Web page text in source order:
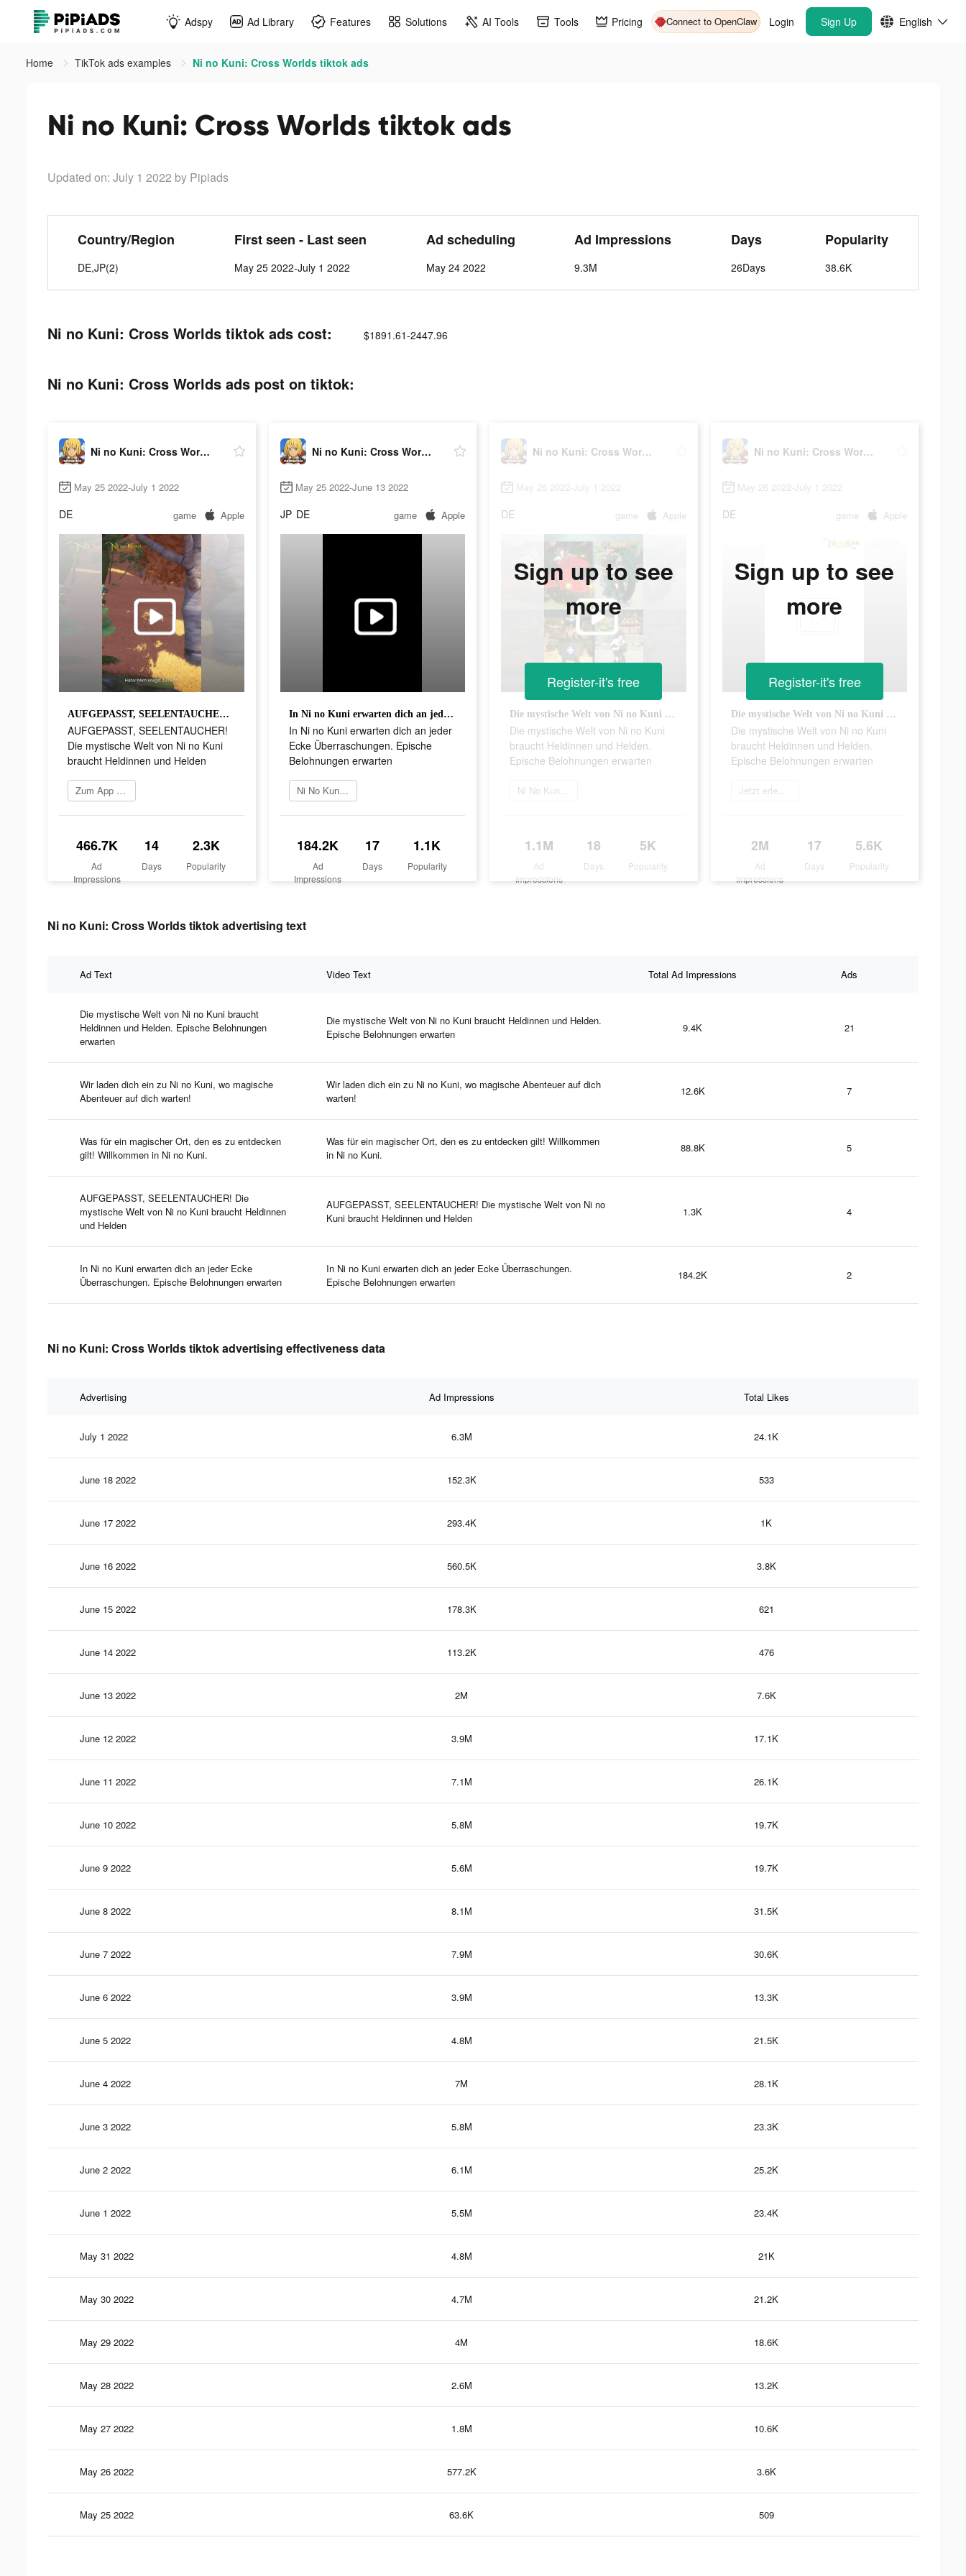
Adspy Ad Library Features Solutions AI Tools Tools Pricing Connect to OpenClaw Login Sign Up English
Home TikTok ads examples Ni no Kuni: Cross Worlds tiktok ads
Ni no Kuni: Cross Worlds tiktok ads
Updated on: July 1 2022 by Pipiads
Country/Region
DE,JP(2)
First seen - Last seen
May 25 2022-July 1 2022
Ad scheduling
May 24 2022
Ad Impressions
9.3M
Days
26Days
Popularity
38.6K
Ni no Kuni: Cross Worlds tiktok ads cost: $1891.61-2447.96
Ni no Kuni: Cross Worlds ads post on tiktok:
Ni no Kuni: Cross Worlds
May 25 2022-July 1 2022
DE game Apple
AUFGEPASST, SEELENTAUCHER! Die mystische Welt von Ni no Kuni braucht Heldinnen und Helden
AUFGEPASST, SEELENTAUCHER!
Die mystische Welt von Ni no Kuni
braucht Heldinnen und Helden
Zum App Store gehen
466.7K
Ad
Impressions
14
Days
2.3K
Popularity
Ni no Kuni: Cross Worlds
May 25 2022-June 13 2022
JP DE game Apple
In Ni no Kuni erwarten dich an jeder Ecke Überraschungen. Epische Belohnungen erwarten
In Ni no Kuni erwarten dich an jeder
Ecke Überraschungen. Epische
Belohnungen erwarten
Ni No Kuni spielen
184.2K
Ad
Impressions
17
Days
1.1K
Popularity
Ni no Kuni: Cross Worlds
May 26 2022-July 1 2022
DE game Apple
Die mystische Welt von Ni no Kuni braucht Heldinnen und Helden. Epische Belohnungen erwarten
Die mystische Welt von Ni no Kuni
braucht Heldinnen und Helden.
Epische Belohnungen erwarten
Ni No Kuni spielen
1.1M
Ad
Impressions
18
Days
5K
Popularity
Sign up to see
more
Register-it's free
Ni no Kuni: Cross Worlds
May 26 2022-July 1 2022
DE game Apple
Die mystische Welt von Ni no Kuni braucht Heldinnen und Helden. Epische Belohnungen erwarten
Die mystische Welt von Ni no Kuni
braucht Heldinnen und Helden.
Epische Belohnungen erwarten
Jetzt erleben
2M
Ad
Impressions
17
Days
5.6K
Popularity
Sign up to see
more
Register-it's free
Ni no Kuni: Cross Worlds tiktok advertising text
Ad Text Video Text Total Ad Impressions Ads
Die mystische Welt von Ni no Kuni braucht
Heldinnen und Helden. Epische Belohnungen
erwarten
Die mystische Welt von Ni no Kuni braucht Heldinnen und Helden.
Epische Belohnungen erwarten
9.4K 21
Wir laden dich ein zu Ni no Kuni, wo magische
Abenteuer auf dich warten!
Wir laden dich ein zu Ni no Kuni, wo magische Abenteuer auf dich
warten!
12.6K 7
Was für ein magischer Ort, den es zu entdecken
gilt! Willkommen in Ni no Kuni.
Was für ein magischer Ort, den es zu entdecken gilt! Willkommen
in Ni no Kuni.
88.8K 5
AUFGEPASST, SEELENTAUCHER! Die
mystische Welt von Ni no Kuni braucht Heldinnen
und Helden
AUFGEPASST, SEELENTAUCHER! Die mystische Welt von Ni no
Kuni braucht Heldinnen und Helden
1.3K 4
In Ni no Kuni erwarten dich an jeder Ecke
Überraschungen. Epische Belohnungen erwarten
In Ni no Kuni erwarten dich an jeder Ecke Überraschungen.
Epische Belohnungen erwarten
184.2K 2
Ni no Kuni: Cross Worlds tiktok advertising effectiveness data
Advertising Ad Impressions Total Likes
July 1 2022 6.3M 24.1K
June 18 2022 152.3K 533
June 17 2022 293.4K 1K
June 16 2022 560.5K 3.8K
June 15 2022 178.3K 621
June 14 2022 113.2K 476
June 13 2022 2M 7.6K
June 12 2022 3.9M 17.1K
June 11 2022 7.1M 26.1K
June 10 2022 5.8M 19.7K
June 9 2022 5.6M 19.7K
June 8 2022 8.1M 31.5K
June 7 2022 7.9M 30.6K
June 6 2022 3.9M 13.3K
June 5 2022 4.8M 21.5K
June 4 2022 7M 28.1K
June 3 2022 5.8M 23.3K
June 2 2022 6.1M 25.2K
June 1 2022 5.5M 23.4K
May 31 2022 4.8M 21K
May 30 2022 4.7M 21.2K
May 29 2022 4M 18.6K
May 28 2022 2.6M 13.2K
May 27 2022 1.8M 10.6K
May 26 2022 577.2K 3.6K
May 25 2022 63.6K 509